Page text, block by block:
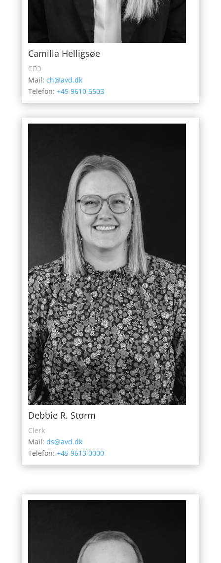
Camilla Helligsøe
CFO
Mail: ch@avd.dk
Telefon: +45 9610 5503
Debbie R. Storm
Clerk
Mail: ds@avd.dk
Telefon: +45 9613 0000